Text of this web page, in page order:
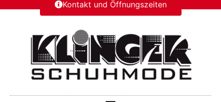
Kontakt und Öffnungszeiten